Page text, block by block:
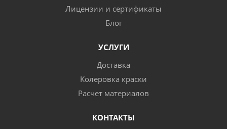
Лицензии и сертификаты
Блог
УСЛУГИ
Доставка
Колеровка краски
Расчет материалов
КОНТАКТЫ